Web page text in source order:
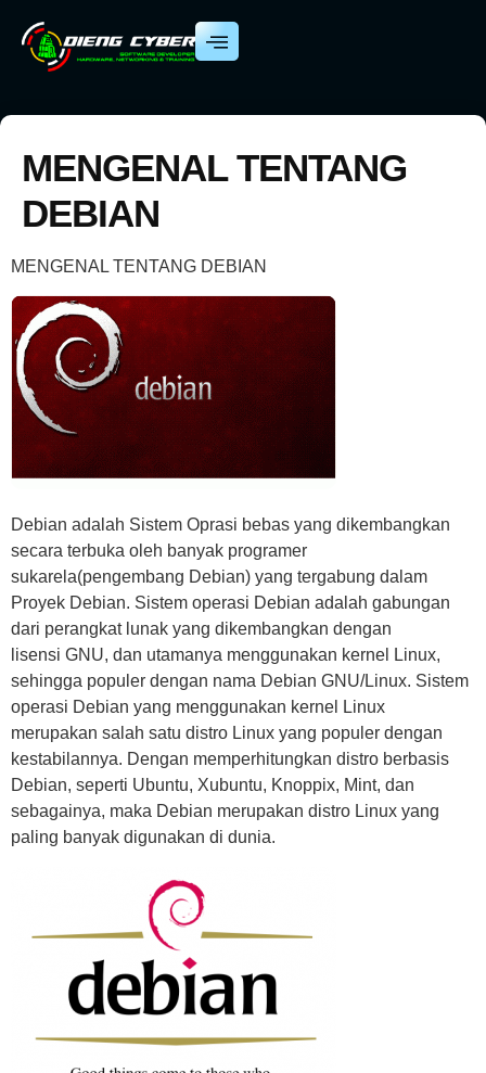
MENGENAL TENTANG
DEBIAN
MENGENAL TENTANG DEBIAN
Debian adalah Sistem Oprasi bebas yang dikembangkan
secara terbuka oleh banyak programer
sukarela(pengembang Debian) yang tergabung dalam
Proyek Debian. Sistem operasi Debian adalah gabungan
dari perangkat lunak yang dikembangkan dengan
lisensi GNU, dan utamanya menggunakan kernel Linux,
sehingga populer dengan nama Debian GNU/Linux. Sistem
operasi Debian yang menggunakan kernel Linux
merupakan salah satu distro Linux yang populer dengan
kestabilannya. Dengan memperhitungkan distro berbasis
Debian, seperti Ubuntu, Xubuntu, Knoppix, Mint, dan
sebagainya, maka Debian merupakan distro Linux yang
paling banyak digunakan di dunia.